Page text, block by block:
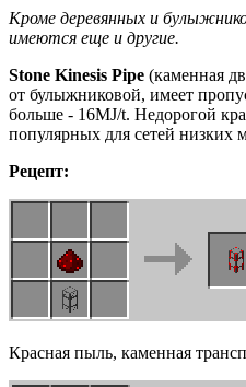
Кроме деревянных и
имеются еще и другие.
Stone Kinesis Pipe (каменная
от булыжниковой, имеет
больше - 16MJ/t. Недорогой
популярных для сетей низких
Рецепт:
Красная пыль, каменная